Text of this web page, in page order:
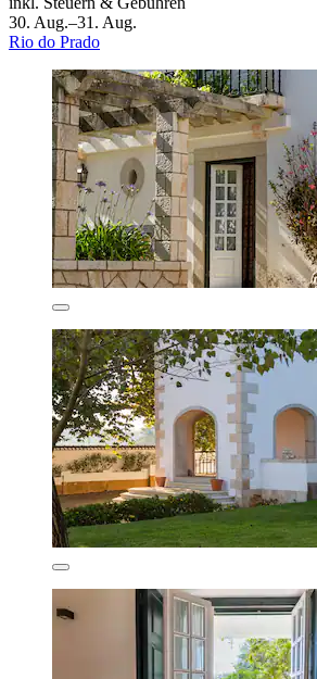
30. Aug.–31. Aug.
Rio do Prado